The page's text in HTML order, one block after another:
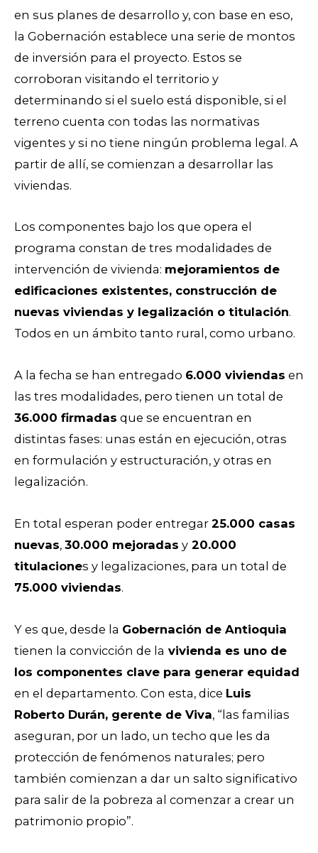
en sus planes de desarrollo y, con base en eso,
la Gobernación establece una serie de montos
de inversión para el proyecto. Estos se
corroboran visitando el territorio y
determinando si el suelo está disponible, si el
terreno cuenta con todas las normativas
vigentes y si no tiene ningún problema legal. A
partir de allí, se comienzan a desarrollar las
viviendas.
Los componentes bajo los que opera el
programa constan de tres modalidades de
intervención de vivienda: mejoramientos de
edificaciones existentes, construcción de
nuevas viviendas y legalización o titulación.
Todos en un ámbito tanto rural, como urbano.
A la fecha se han entregado 6.000 viviendas en
las tres modalidades, pero tienen un total de
36.000 firmadas que se encuentran en
distintas fases: unas están en ejecución, otras
en formulación y estructuración, y otras en
legalización.
En total esperan poder entregar 25.000 casas
nuevas, 30.000 mejoradas y 20.000
titulaciones y legalizaciones, para un total de
75.000 viviendas.
Y es que, desde la Gobernación de Antioquia
tienen la convicción de la vivienda es uno de
los componentes clave para generar equidad
en el departamento. Con esta, dice Luis
Roberto Durán, gerente de Viva, “las familias
aseguran, por un lado, un techo que les da
protección de fenómenos naturales; pero
también comienzan a dar un salto significativo
para salir de la pobreza al comenzar a crear un
patrimonio propio”.